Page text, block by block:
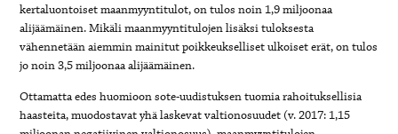
kertaluontoiset maanmyyntitulot, on tulos noin 1,9 miljoonaa
alijäämäinen. Mikäli maanmyyntitulojen lisäksi tuloksesta
vähennetään aiemmin mainitut poikkeukselliset ulkoiset erät, on tulos
jo noin 3,5 miljoonaa alijäämäinen.
Ottamatta edes huomioon sote-uudistuksen tuomia rahoituksellisia
haasteita, muodostavat yhä laskevat valtionosuudet (v. 2017: 1,15